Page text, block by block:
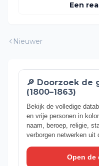
Een
Nieuwer
🔎 Doorzoek de
(1800–1863)
Bekijk de volledige
en vrije personen in
naam, beroep, religie,
verborgen netwerken uit
Open de